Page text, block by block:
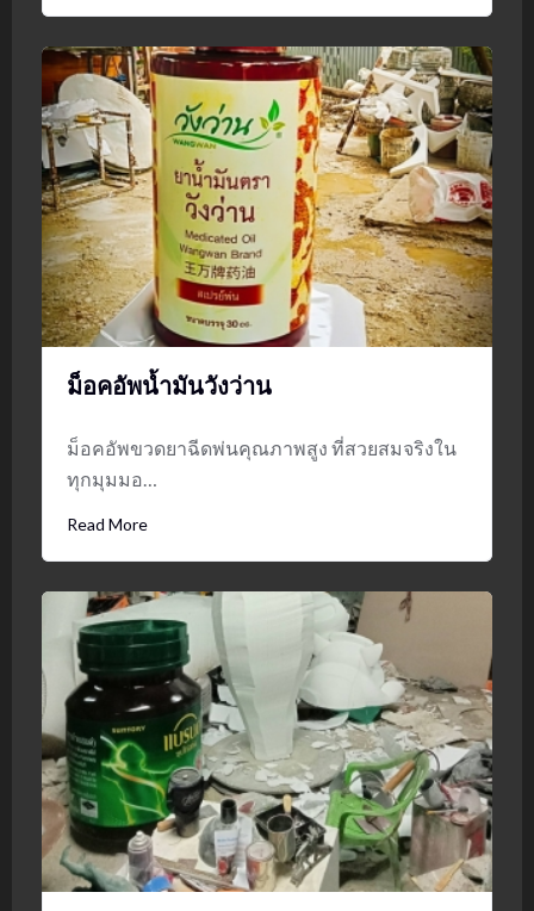
ม็อคอัพน้ำมันวังว่าน
ม็อคอัพขวดยาฉีดพ่นคุณภาพสูง ที่สวยสมจริงใน
ทุกมุมมอ…
Read More